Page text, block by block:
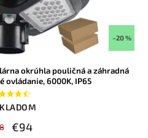
–20 %
okrúhla pouličná a záhradná
ovládanie, 6000K, IP65
€94